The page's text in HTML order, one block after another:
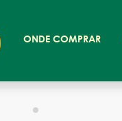
ONDE COMPRAR